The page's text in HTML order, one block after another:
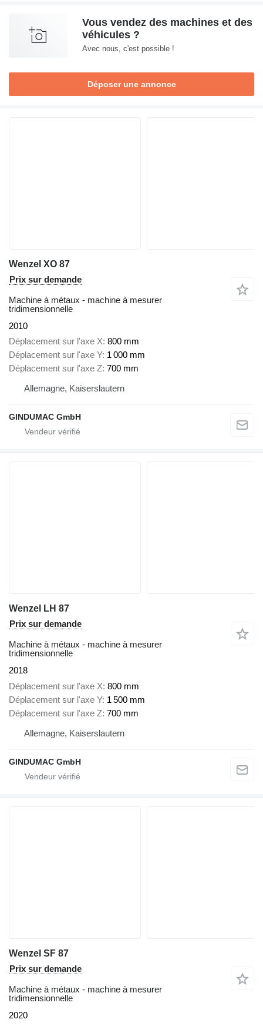
Vous vendez des machines et des
véhicules ?
Avec nous, c'est possible !
Déposer une annonce
Wenzel XO 87
Prix sur demande
Machine à métaux - machine à mesurer
tridimensionnelle
2010
Déplacement sur l'axe X 800 mm
Déplacement sur l'axe Y 1 000 mm
Déplacement sur l'axe Z 700 mm
Allemagne, Kaiserslautern
GINDUMAC GmbH
Wenzel LH 87
Prix sur demande
Machine à métaux - machine à mesurer
tridimensionnelle
2018
Déplacement sur l'axe X 800 mm
Déplacement sur l'axe Y 1 500 mm
Déplacement sur l'axe Z 700 mm
Allemagne, Kaiserslautern
GINDUMAC GmbH
Wenzel SF 87
Prix sur demande
Machine à métaux - machine à mesurer
tridimensionnelle
2020